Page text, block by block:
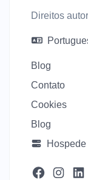
Direitos
Blog
Contato
Cookies
Blog